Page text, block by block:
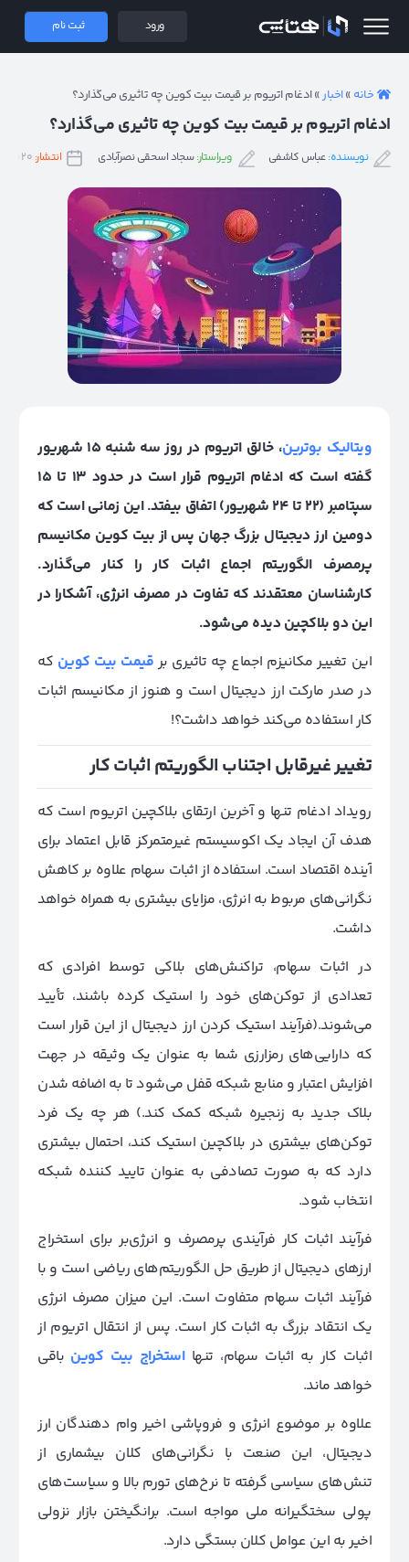
همتاپی ورود ثبت نام
خانه »اخبار»ادغام اتریوم بر قیمت بیت کوین چه تاثیری می‌گذارد؟
ادغام اتریوم بر قیمت بیت کوین چه تاثیری می‌گذارد؟
نویسنده:عباس کاشفی ویراستار:سجاد اسحقی نصرآبادی انتشار:
ویتالیک بوترین
، خالق اتریوم در روز سه شنبه ۱۵ شهریور
گفته است که ادغام اتریو‌م قرار است در حدود ۱۳ تا ۱۵
سپتامبر (۲۲ تا ۲۴ شهریور) اتفاق بیفتد. این زمانی است که
دومین ارز دیجیتال بزرگ جهان پس از بیت کوین مکانیسم
پرمصرف الگوریتم اجماع اثبات کار را کنار می‌گذارد.
کارشناسان معتقدند که تفاوت در مصرف انرژی، آشکارا در
این دو بلاکچین دیده می‌شود.
این تغییر مکانیزم اجماع چه تاثیری بر قیمت بیت کوین که
در صدر مارکت ارز دیجیتال است و هنوز از مکانیسم اثبات
کار استفاده می‌کند خواهد داشت؟!
تغییر غیرقابل اجتناب الگوریتم اثبات کار
رویداد ادغام تنها و آخرین ارتقای بلاکچین اتریوم است که
هدف آن ایجاد یک اکوسیستم غیرمتمرکز قابل اعتماد برای
آینده اقتصاد است. استفاده از اثبات سهام علاوه بر کاهش
نگرانی‌های مربوط به انرژی، مزایای بیشتری به همراه خواهد
داشت.
در اثبات سهام، تراکنش‌های بلاکی توسط افرادی که
تعدادی از توکن‌های خود را استیک کرده باشند، تأیید
می‌شوند.(فرآیند استیک کردن ارز دیجیتال از این قرار است
که دارایی‌های رمزارزی شما به عنوان یک وثیقه در جهت
افزایش اعتبار و منابع شبکه قفل می‌شود تا به اضافه شدن
بلاک جدید به زنجیره شبکه کمک کند.) هر چه یک فرد
توکن‌های بیشتری در بلاکچین استیک کند، احتمال بیشتری
دارد که به صورت تصادفی به عنوان تایید کننده شبکه
انتخاب شود.
فرآیند اثبات کار فرآیندی پرمصرف و انرژی‌بر برای استخراج
ارزهای دیجیتال از طریق حل الگوریتم‌های ریاضی است و با
فرآیند اثبات سهام متفاوت است. این میزان مصرف انرژی
یک انتقاد بزرگ به اثبات کار است. پس از انتقال اتریوم از
اثبات کار به اثبات سهام، تنهااستخراج بیت کوین باقی
خواهد ماند.
علاوه بر موضوع انرژی و فروپاشی اخیر وام دهندگان ارز
دیجیتال، این صنعت با نگرانی‌های کلان بیشماری از
تنش‌های سیاسی گرفته تا نرخ‌های تورم بالا و سیاست‌های
پولی سختگیرانه ملی مواجه است. برانگیختن بازار نزولی
اخیر به این عوامل کلان بستگی دارد.